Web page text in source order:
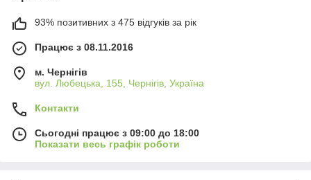
93% позитивних з 475 відгуків за рік
Працює з 08.11.2016
м. Чернігів
вул. Любецька, 155, Чернігів, Україна
Контакти
Сьогодні працює з 09:00 до 18:00
Показати весь графік роботи